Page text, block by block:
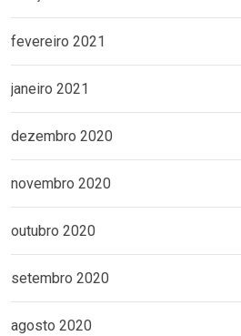
fevereiro 2021
janeiro 2021
dezembro 2020
novembro 2020
outubro 2020
setembro 2020
agosto 2020